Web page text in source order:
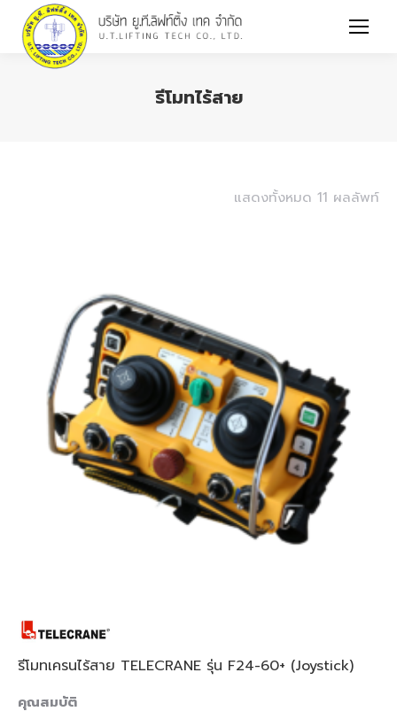
You are here:
รีโมทไร้สาย
แสดงทั้งหมด 11 ผลลัพท์
รีโมทเครนไร้สาย TELECRANE รุ่น F24-60+ (Joystick)
คุณสมบัติ